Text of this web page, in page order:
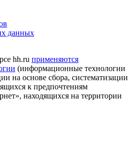
данных
hh.ru применяются
(информационные технологии
на основе сбора, систематизации
к предпочтениям
находящихся на территории